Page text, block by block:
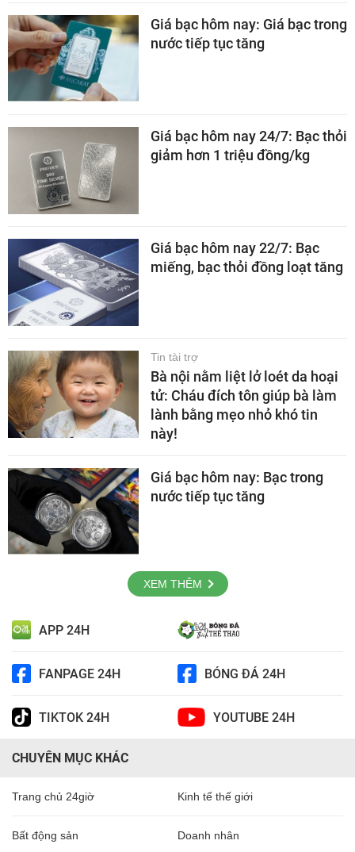
Giá bạc hôm nay: Giá bạc trong
nước tiếp tục tăng
Giá bạc hôm nay 24/7: Bạc thỏi
giảm hơn 1 triệu đồng/kg
Giá bạc hôm nay 22/7: Bạc
miếng, bạc thỏi đồng loạt tăng
Tin tài trợ
Bà nội nằm liệt lở loét da hoại
tử: Cháu đích tôn giúp bà làm
lành bằng mẹo nhỏ khó tin
này!
Giá bạc hôm nay: Bạc trong
nước tiếp tục tăng
XEM THÊM
APP 24H
FANPAGE 24H BÓNG ĐÁ 24H
TIKTOK 24H YOUTUBE 24H
CHUYÊN MỤC KHÁC
Trang chủ 24giờ Kinh tế thế giới
Bất động sản Doanh nhân